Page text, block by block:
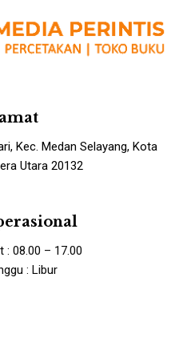
Kec. Medan Selayang, Kota
Utara 20132
: 08.00 – 17.00
: Libur